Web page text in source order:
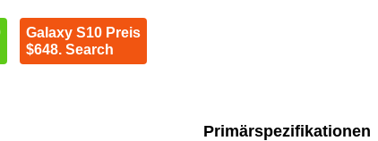
Galaxy S10 Preis
$648. Search
Primärspezifikationen